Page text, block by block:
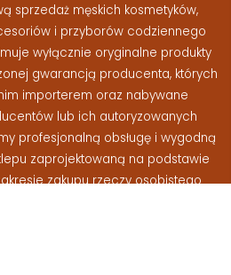
sprzedaż męskich kosmetyków,
i przyborów codziennego
wyłącznie oryginalne produkty
gwarancją producenta, których
importerem oraz nabywane
lub ich autoryzowanych
profesjonalną obsługę i wygodną
zaprojektowaną na podstawie
zakupu rzeczy osobistego